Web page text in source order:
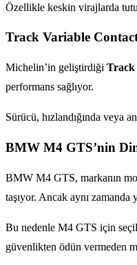
Özellikle keskin virajlarda
Track Variable
Michelin’in geliştirdiği Track
performans sağlıyor.
Sürücü, hızlandığında veya
BMW M4 GTS’nin
BMW M4 GTS, markanın
taşıyor. Ancak aynı
Bu nedenle M4 GTS için
güvenlikten ödün vermeden